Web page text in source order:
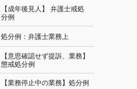
【成年後見人】 弁護士戒処
分例
処分例：弁護士業務上
【意思確認せず提訴、業務】
懲戒処分例
【業務停止中の業務】処分例